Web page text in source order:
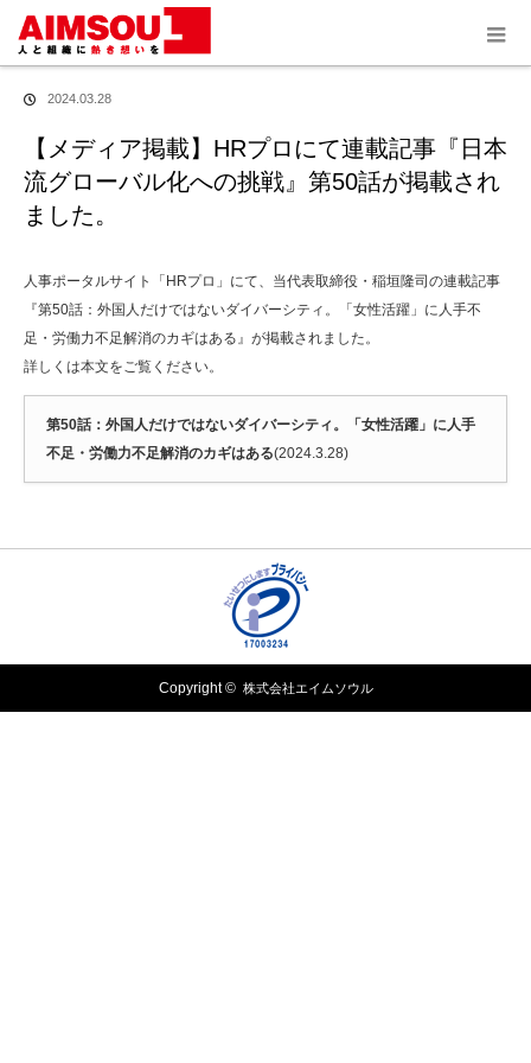
お知らせ
の挑戦』第50話が掲載されました。
2024.03.28
【メディア掲載】HRプロにて連載記事『日本
流グローバル化への挑戦』第50話が掲載され
ました。
人事ポータルサイト「HRプロ」にて、当代表取締役・稲垣隆司の連載記事
『第50話：外国人だけではないダイバーシティ。「女性活躍」に人手不
足・労働力不足解消のカギはある』が掲載されました。
詳しくは本文をご覧ください。
第50話：外国人だけではないダイバーシティ。「女性活躍」に人手
不足・労働力不足解消のカギはある(2024.3.28)
Copyright © 株式会社エイムソウル